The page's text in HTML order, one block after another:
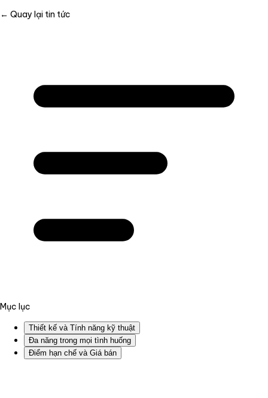
← Quay lại tin tức
Mục lục
Thiết kế và Tính năng kỹ thuật
Đa năng trong mọi tình huống
Điểm hạn chế và Giá bán